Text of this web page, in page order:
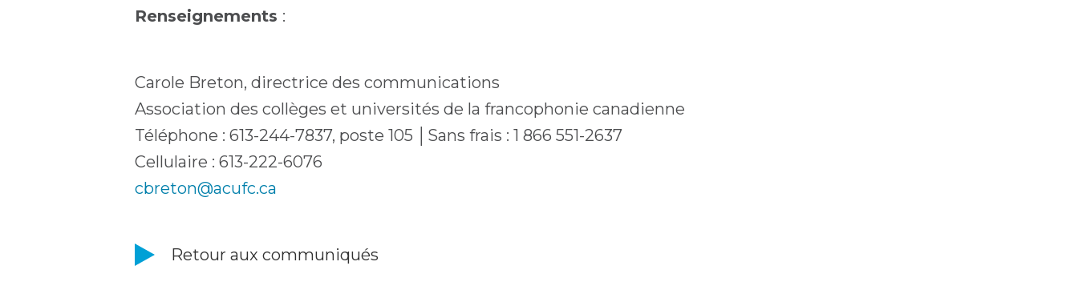
Renseignements :
Carole Breton, directrice des communications
Association des collèges et universités de la francophonie canadienne
Téléphone : 613-244-7837, poste 105 │Sans frais : 1 866 551-2637
Cellulaire : 613-222-6076
cbreton@acufc.ca
Retour aux communiqués